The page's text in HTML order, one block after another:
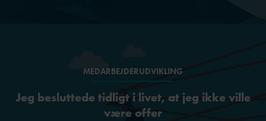
MEDARBEJDERUDVIKLING
Jeg besluttede tidligt i livet, at jeg ikke ville
være offer